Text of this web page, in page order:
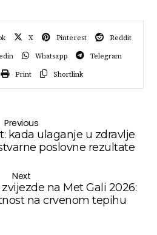
X Pinterest
Reddit
Whatsapp
Telegram
Print Shortlink
Previous
kada ulaganje u zdravlje
poslovne rezultate
Next
na Met Gali 2026:
na crvenom tepihu